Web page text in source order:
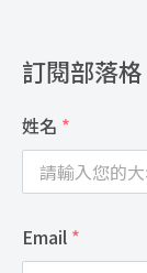
訂閱部落格
姓名 *
Email *